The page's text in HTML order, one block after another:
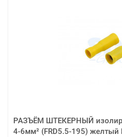
РАЗЪЁМ ШТЕКЕРНЫЙ
4-6мм² (FRD5.5-195) желтый